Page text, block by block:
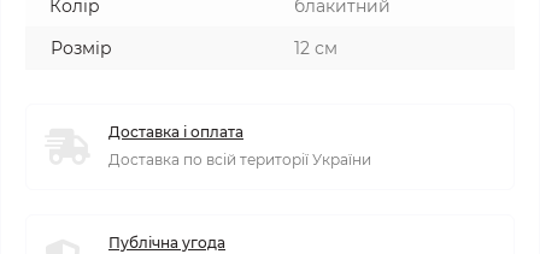
Колір
блакитний
Розмір
12 см
Доставка і оплата
Доставка по всій території України
Публічна угода